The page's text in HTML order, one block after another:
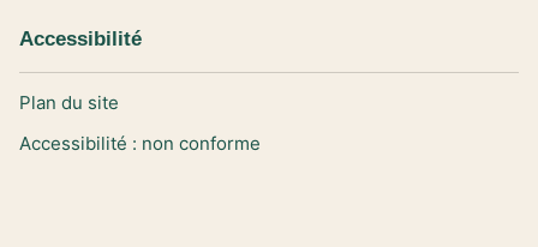
Accessibilité
Plan du site
Accessibilité : non conforme